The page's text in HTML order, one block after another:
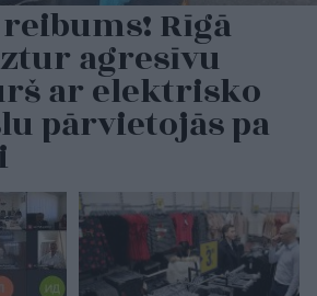
Rīgā
agresīvu
ar elektrisko
pārvietojās pa